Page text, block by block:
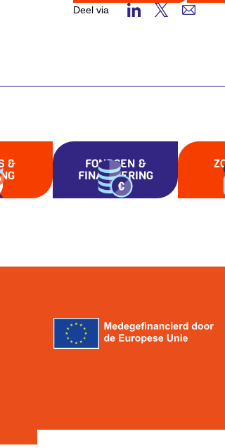
Deel via
&
FONDSEN &
FINANCIERING